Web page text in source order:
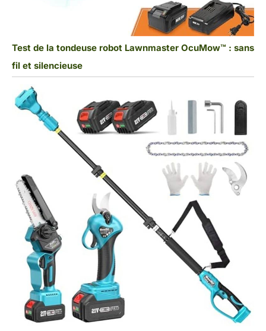
Test de la tondeuse robot Lawnmaster OcuMow™ : sans
fil et silencieuse